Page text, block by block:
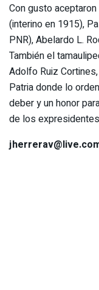
Con gusto
(interino en 1915),
PNR), Abelardo L.
También el
Adolfo Ruiz
Patria donde lo
deber y un honor
de los